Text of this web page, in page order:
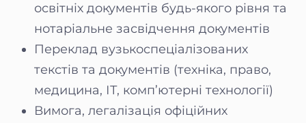
освітніх документів будь-якого рівня та
нотаріальне засвідчення документів
Переклад вузькоспеціалізованих
текстів та документів (техніка, право,
медицина, ІТ, комп’ютерні технології)
Вимога, легалізація офіційних